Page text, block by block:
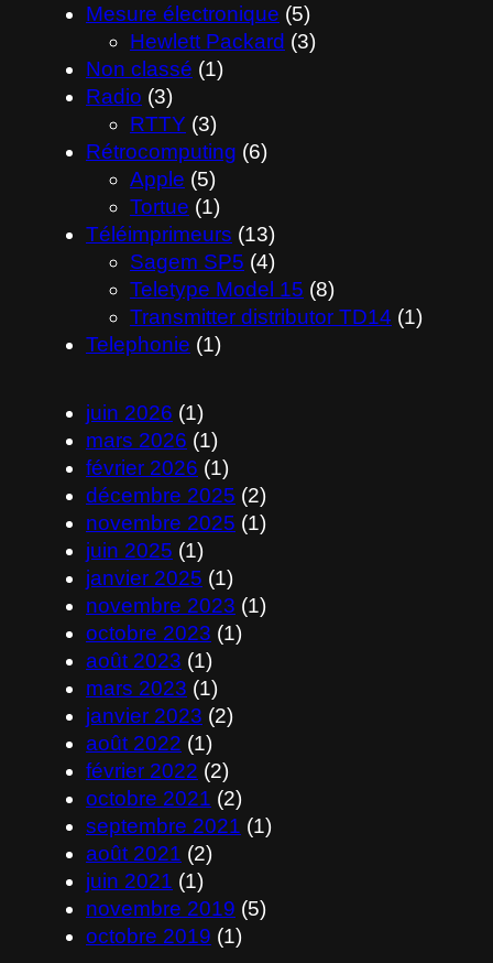
Mesure électronique (5)
Hewlett Packard (3)
Non classé (1)
Radio (3)
RTTY (3)
Rétrocomputing (6)
Apple (5)
Tortue (1)
Téléimprimeurs (13)
Sagem SP5 (4)
Teletype Model 15 (8)
Transmitter distributor TD14 (1)
Telephonie (1)
juin 2026 (1)
mars 2026 (1)
février 2026 (1)
décembre 2025 (2)
novembre 2025 (1)
juin 2025 (1)
janvier 2025 (1)
novembre 2023 (1)
octobre 2023 (1)
août 2023 (1)
mars 2023 (1)
janvier 2023 (2)
août 2022 (1)
février 2022 (2)
octobre 2021 (2)
septembre 2021 (1)
août 2021 (2)
juin 2021 (1)
novembre 2019 (5)
octobre 2019 (1)